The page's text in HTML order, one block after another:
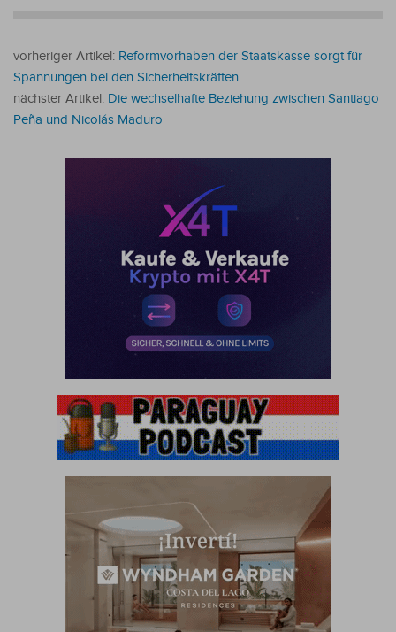
vorheriger Artikel: Reformvorhaben der Staatskasse sorgt für
Spannungen bei den Sicherheitskräften
nächster Artikel: Die wechselhafte Beziehung zwischen Santiago
Peña und Nicolás Maduro